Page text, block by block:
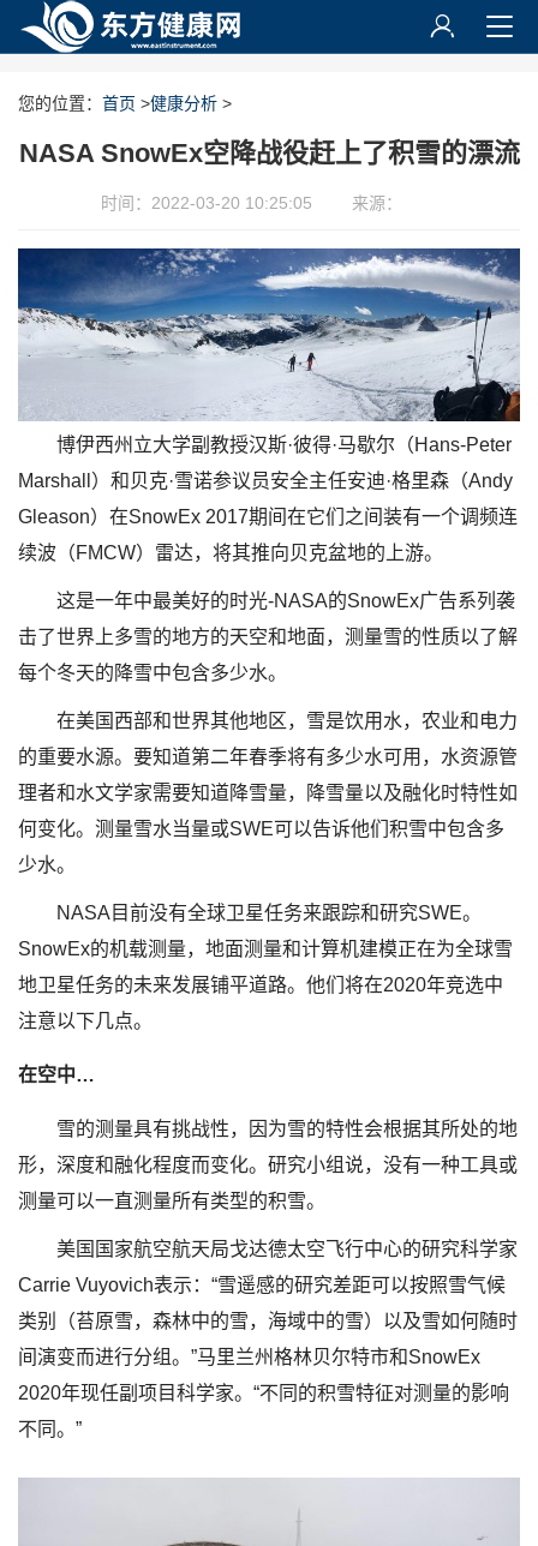
您的位置： 首页 >健康分析 >
NASA SnowEx空降战役赶上了积雪的漂流
时间：2022-03-20 10:25:05 来源：
博伊西州立大学副教授汉斯·彼得·马歇尔（Hans-Peter
Marshall）和贝克·雪诺参议员安全主任安迪·格里森（Andy
Gleason）在SnowEx 2017期间在它们之间装有一个调频连
续波（FMCW）雷达，将其推向贝克盆地的上游。
这是一年中最美好的时光-NASA的SnowEx广告系列袭
击了世界上多雪的地方的天空和地面，测量雪的性质以了解
每个冬天的降雪中包含多少水。
在美国西部和世界其他地区，雪是饮用水，农业和电力
的重要水源。要知道第二年春季将有多少水可用，水资源管
理者和水文学家需要知道降雪量，降雪量以及融化时特性如
何变化。测量雪水当量或SWE可以告诉他们积雪中包含多
少水。
NASA目前没有全球卫星任务来跟踪和研究SWE。
SnowEx的机载测量，地面测量和计算机建模正在为全球雪
地卫星任务的未来发展铺平道路。他们将在2020年竞选中
注意以下几点。
在空中…
雪的测量具有挑战性，因为雪的特性会根据其所处的地
形，深度和融化程度而变化。研究小组说，没有一种工具或
测量可以一直测量所有类型的积雪。
美国国家航空航天局戈达德太空飞行中心的研究科学家
Carrie Vuyovich表示：“雪遥感的研究差距可以按照雪气候
类别（苔原雪，森林中的雪，海域中的雪）以及雪如何随时
间演变而进行分组。”马里兰州格林贝尔特市和SnowEx
2020年现任副项目科学家。“不同的积雪特征对测量的影响
不同。”